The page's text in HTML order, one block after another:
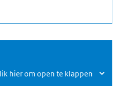
hier om open te klappen